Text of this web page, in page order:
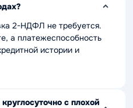
2-НДФЛ не требуется.
а платежеспособность
истории и
с плохой